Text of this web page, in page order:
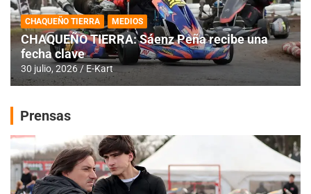
CHAQUEÑO TIERRA MEDIOS
CHAQUEÑO TIERRA: Sáenz Peña recibe una
fecha clave
30 julio, 2026 E-Kart
Prensas